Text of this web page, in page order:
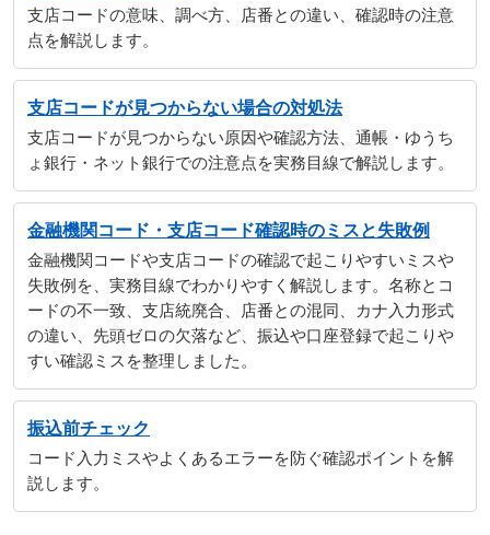
支店コードの意味、調べ方、店番との違い、確認時の注意
点を解説します。
支店コードが見つからない場合の対処法
支店コードが見つからない原因や確認方法、通帳・ゆうち
ょ銀行・ネット銀行での注意点を実務目線で解説します。
金融機関コード・支店コード確認時のミスと失敗例
金融機関コードや支店コードの確認で起こりやすいミスや
失敗例を、実務目線でわかりやすく解説します。名称とコ
ードの不一致、支店統廃合、店番との混同、カナ入力形式
の違い、先頭ゼロの欠落など、振込や口座登録で起こりや
すい確認ミスを整理しました。
振込前チェック
コード入力ミスやよくあるエラーを防ぐ確認ポイントを解
説します。